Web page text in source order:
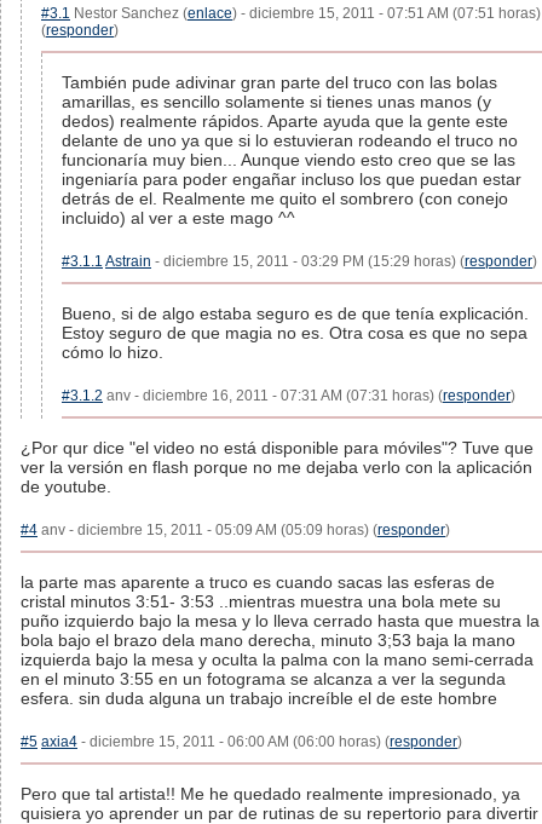
#3.1 Nestor Sanchez (enlace) - diciembre 15, 2011 - 07:51 AM (07:51 horas)
(responder)
También pude adivinar gran parte del truco con las bolas
amarillas, es sencillo solamente si tienes unas manos (y
dedos) realmente rápidos. Aparte ayuda que la gente este
delante de uno ya que si lo estuvieran rodeando el truco no
funcionaría muy bien... Aunque viendo esto creo que se las
ingeniaría para poder engañar incluso los que puedan estar
detrás de el. Realmente me quito el sombrero (con conejo
incluido) al ver a este mago ^^
#3.1.1 Astrain - diciembre 15, 2011 - 03:29 PM (15:29 horas) (responder)
Bueno, si de algo estaba seguro es de que tenía explicación.
Estoy seguro de que magia no es. Otra cosa es que no sepa
cómo lo hizo.
#3.1.2 anv - diciembre 16, 2011 - 07:31 AM (07:31 horas) (responder)
¿Por qur dice "el video no está disponible para móviles"? Tuve que
ver la versión en flash porque no me dejaba verlo con la aplicación
de youtube.
#4 anv - diciembre 15, 2011 - 05:09 AM (05:09 horas) (responder)
la parte mas aparente a truco es cuando sacas las esferas de
cristal minutos 3:51- 3:53 ..mientras muestra una bola mete su
puño izquierdo bajo la mesa y lo lleva cerrado hasta que muestra la
bola bajo el brazo dela mano derecha, minuto 3;53 baja la mano
izquierda bajo la mesa y oculta la palma con la mano semi-cerrada
en el minuto 3:55 en un fotograma se alcanza a ver la segunda
esfera. sin duda alguna un trabajo increíble el de este hombre
#5 axia4 - diciembre 15, 2011 - 06:00 AM (06:00 horas) (responder)
Pero que tal artista!! Me he quedado realmente impresionado, ya
quisiera yo aprender un par de rutinas de su repertorio para divertir